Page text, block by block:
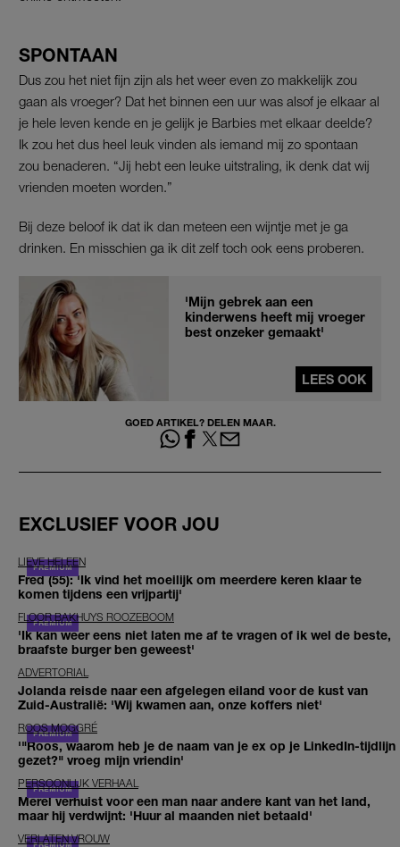
SPONTAAN
Dus zou het niet fijn zijn als het weer even zo makkelijk zou
gaan als vroeger? Dat het binnen een uur was alsof je elkaar al
je hele leven kende en je gelijk je Barbies met elkaar deelde?
Ik zou het dus heel leuk vinden als iemand mij zo spontaan
zou benaderen. “Jij hebt een leuke uitstraling, ik denk dat wij
vrienden moeten worden.”
Bij deze beloof ik dat ik dan meteen een wijntje met je ga
drinken. En misschien ga ik dit zelf toch ook eens proberen.
'Mijn gebrek aan een
kinderwens heeft mij vroeger
best onzeker gemaakt'
LEES OOK
GOED ARTIKEL? DELEN MAAR.
EXCLUSIEF VOOR JOU
LIEVE HELEEN
Fred (55): 'Ik vind het moeilijk om meerdere keren klaar te
komen tijdens een vrijpartij'
FLOOR BAKHUYS ROOZEBOOM
'Ik kan weer eens niet laten me af te vragen of ik wel de beste,
braafste burger ben geweest'
ADVERTORIAL
Jolanda reisde naar een afgelegen eiland voor de kust van
Zuid-Australië: 'Wij kwamen aan, onze koffers niet'
ROOS MOGGRÉ
'"Roos, waarom heb je de naam van je ex op je LinkedIn-tijdlijn
gezet?" vroeg mijn vriendin'
PERSOONLIJK VERHAAL
Merel verhuist voor een man naar andere kant van het land,
maar hij verdwijnt: 'Huur al maanden niet betaald'
VERLATEN VROUW